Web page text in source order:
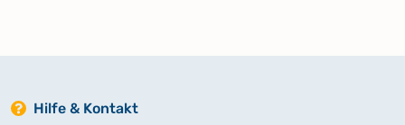
Hilfe & Kontakt